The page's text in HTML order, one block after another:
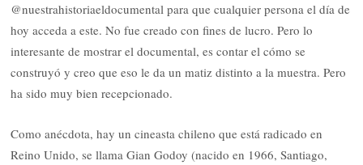
@nuestrahistoriaeldocumental para que cualquier persona el día de
hoy acceda a este. No fue creado con fines de lucro. Pero lo
interesante de mostrar el documental, es contar el cómo se
construyó y creo que eso le da un matiz distinto a la muestra. Pero
ha sido muy bien recepcionado.
Como anécdota, hay un cineasta chileno que está radicado en
Reino Unido, se llama Gian Godoy (nacido en 1966, Santiago,